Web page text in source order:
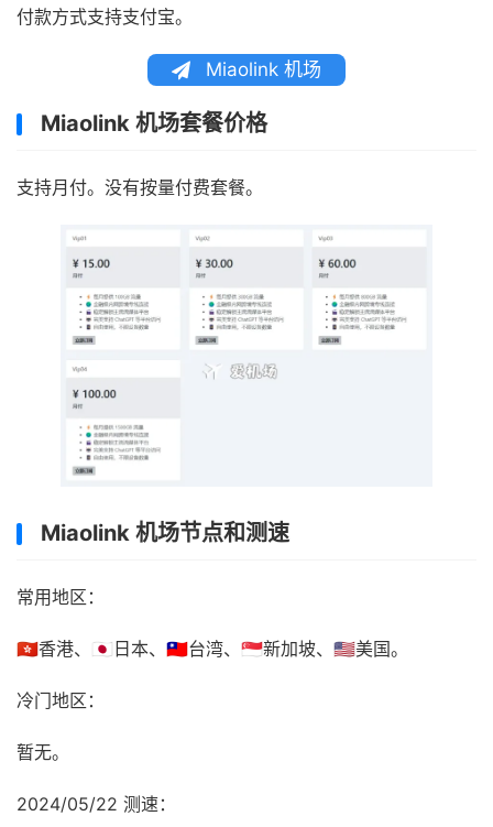
付款方式支持支付宝。
Miaolink 机场
Miaolink 机场套餐价格
支持月付。没有按量付费套餐。
Miaolink 机场节点和测速
常用地区：
🇭🇰香港、🇯🇵日本、🇹🇼台湾、🇸🇬新加坡、🇺🇸美国。
冷门地区：
暂无。
2024/05/22 测速：